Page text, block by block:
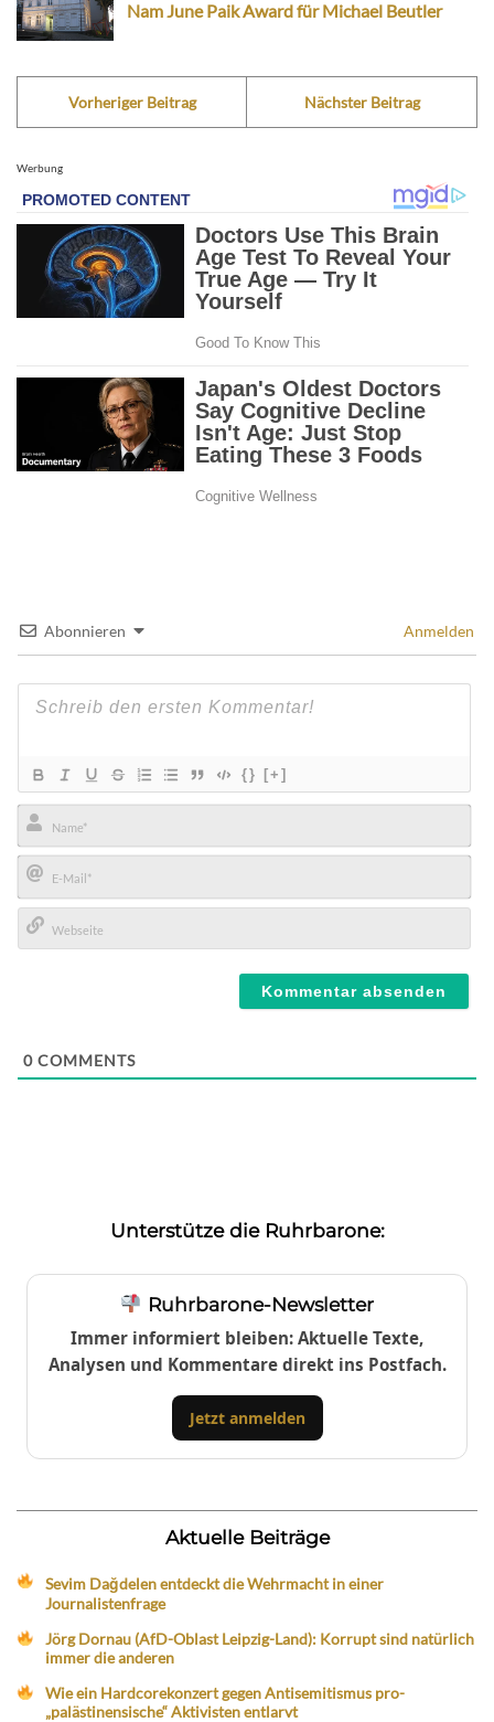
Nam June Paik Award für Michael Beutler
Vorheriger Beitrag Nächster Beitrag
Werbung
Abonnieren Anmelden
{} [+]
Name*
E-
Mail*
0 COMMENTS
Unterstütze die Ruhrbarone:
Ruhrbarone-Newsletter
Immer informiert bleiben: Aktuelle Texte,
Analysen und Kommentare direkt ins Postfach.
Jetzt anmelden
Aktuelle Beiträge
Sevim Dağdelen entdeckt die Wehrmacht in einer
Journalistenfrage
Jörg Dornau (AfD-Oblast Leipzig-Land): Korrupt sind natürlich
immer die anderen
Wie ein Hardcorekonzert gegen Antisemitismus pro-
„palästinensische“ Aktivisten entlarvt